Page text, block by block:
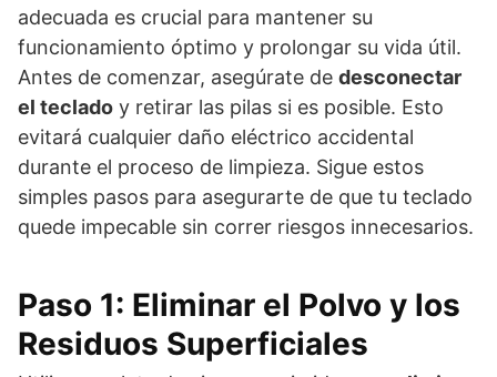
adecuada es crucial para mantener su
funcionamiento óptimo y prolongar su vida útil.
Antes de comenzar, asegúrate de desconectar
el teclado y retirar las pilas si es posible. Esto
evitará cualquier daño eléctrico accidental
durante el proceso de limpieza. Sigue estos
simples pasos para asegurarte de que tu teclado
quede impecable sin correr riesgos innecesarios.
Paso 1: Eliminar el Polvo y los
Residuos Superficiales